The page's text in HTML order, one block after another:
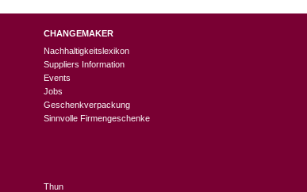
CHANGEMAKER
Nachhaltigkeitslexikon
Suppliers Information
Events
Jobs
Geschenkverpackung
Sinnvolle Firmengeschenke
Thun